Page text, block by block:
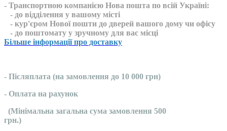
- Транспортною компанією Нова пошта по всій Україні:
- до відділення у вашому місті
- кур'єром Нової пошти до дверей вашого дому чи офісу
- до поштомату у зручному для вас місці
Більше інформації про доставку
- Післяплата (на замовлення до 10 000 грн)
- Оплата на рахунок
(Мінімальна загальна сума замовлення 500
грн.)